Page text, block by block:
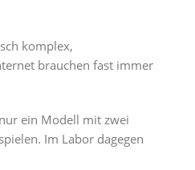
komplex,
brauchen fast immer
ein Modell mit zwei
Im Labor dagegen